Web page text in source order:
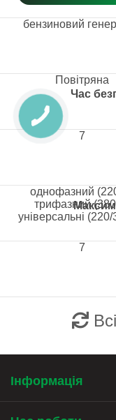
Час
бензиновий
Повітряна
7
однофазний
трифазний
універсальні
7
Інформація